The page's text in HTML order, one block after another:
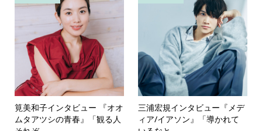
筧美和子インタビュー 『オオ
ムタアツシの青春』「観る人
三浦宏規インタビュー『メデ
ィア/イアソン』「導かれて